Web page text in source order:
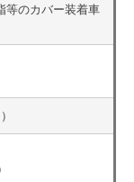
等のカバー装着車